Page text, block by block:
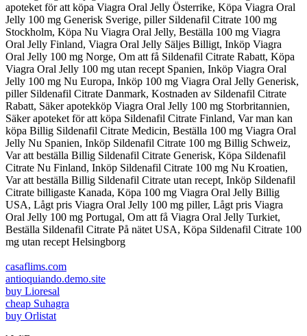
apoteket för att köpa Viagra Oral Jelly Österrike, Köpa Viagra Oral
Jelly 100 mg Generisk Sverige, piller Sildenafil Citrate 100 mg
Stockholm, Köpa Nu Viagra Oral Jelly, Beställa 100 mg Viagra
Oral Jelly Finland, Viagra Oral Jelly Säljes Billigt, Inköp Viagra
Oral Jelly 100 mg Norge, Om att få Sildenafil Citrate Rabatt, Köpa
Viagra Oral Jelly 100 mg utan recept Spanien, Inköp Viagra Oral
Jelly 100 mg Nu Europa, Inköp 100 mg Viagra Oral Jelly Generisk,
piller Sildenafil Citrate Danmark, Kostnaden av Sildenafil Citrate
Rabatt, Säker apotekköp Viagra Oral Jelly 100 mg Storbritannien,
Säker apoteket för att köpa Sildenafil Citrate Finland, Var man kan
köpa Billig Sildenafil Citrate Medicin, Beställa 100 mg Viagra Oral
Jelly Nu Spanien, Inköp Sildenafil Citrate 100 mg Billig Schweiz,
Var att beställa Billig Sildenafil Citrate Generisk, Köpa Sildenafil
Citrate Nu Finland, Inköp Sildenafil Citrate 100 mg Nu Kroatien,
Var att beställa Billig Sildenafil Citrate utan recept, Inköp Sildenafil
Citrate billigaste Kanada, Köpa 100 mg Viagra Oral Jelly Billig
USA, Lågt pris Viagra Oral Jelly 100 mg piller, Lågt pris Viagra
Oral Jelly 100 mg Portugal, Om att få Viagra Oral Jelly Turkiet,
Beställa Sildenafil Citrate På nätet USA, Köpa Sildenafil Citrate 100
mg utan recept Helsingborg
casaflims.com
antioquiando.demo.site
buy Lioresal
cheap Suhagra
buy Orlistat